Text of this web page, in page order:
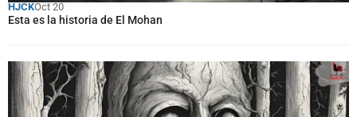
HJCKOct 20
Esta es la historia de El Mohan